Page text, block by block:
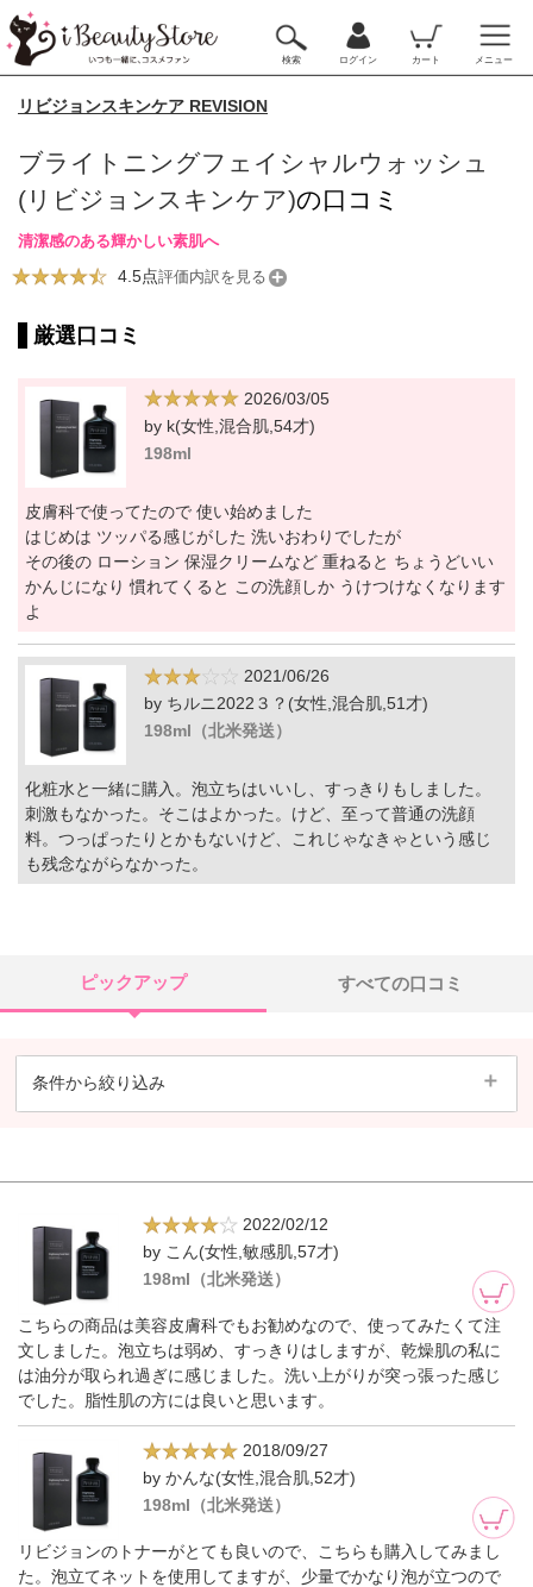
検索 ログイン カート メニュー
リビジョンスキンケア REVISION
ブライトニングフェイシャルウォッシュ
(リビジョンスキンケア)の口コミ
清潔感のある輝かしい素肌へ
4.5点評価内訳を見る
厳選口コミ
2026/03/05
by k(女性,混合肌,54才)
198ml
皮膚科で使ってたので 使い始めました
はじめは ツッパる感じがした 洗いおわりでしたが
その後の ローション 保湿クリームなど 重ねると ちょうどいい
かんじになり 慣れてくると この洗顔しか うけつけなくなります
よ
2021/06/26
by ちルニ2022３？(女性,混合肌,51才)
198ml（北米発送）
化粧水と一緒に購入。泡立ちはいいし、すっきりもしました。
刺激もなかった。そこはよかった。けど、至って普通の洗顔
料。つっぱったりとかもないけど、これじゃなきゃという感じ
も残念ながらなかった。
ピックアップ すべての口コミ
条件から絞り込み
2022/02/12
by こん(女性,敏感肌,57才)
198ml（北米発送）
こちらの商品は美容皮膚科でもお勧めなので、使ってみたくて注
文しました。泡立ちは弱め、すっきりはしますが、乾燥肌の私に
は油分が取られ過ぎに感じました。洗い上がりが突っ張った感じ
でした。脂性肌の方には良いと思います。
2018/09/27
by かんな(女性,混合肌,52才)
198ml（北米発送）
リビジョンのトナーがとても良いので、こちらも購入してみまし
た。泡立てネットを使用してますが、少量でかなり泡が立つので